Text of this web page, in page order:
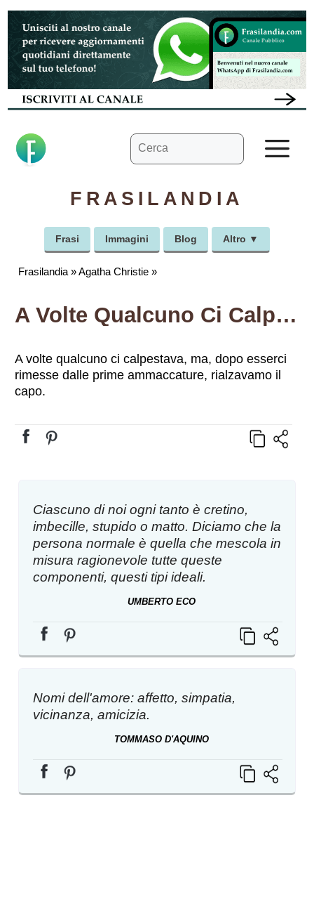
Vai
contenuto
Ricerca
per:
FRASILANDIA
Frasi Immagini Blog Altro ▼
Frasilandia »Agatha Christie »
A Volte Qualcuno Ci Calpestava, Ma, Dopo Esserci Rimesse Dalle Prime Ammaccature, Rialzavamo Il Capo.
A volte qualcuno ci calpestava, ma, dopo esserci
rimesse dalle prime ammaccature, rialzavamo il
capo.
Ciascuno di noi ogni tanto è cretino,
imbecille, stupido o matto. Diciamo che la
persona normale è quella che mescola in
misura ragionevole tutte queste
componenti, questi tipi ideali.
UMBERTO ECO
Nomi dell'amore: affetto, simpatia,
vicinanza, amicizia.
TOMMASO D'AQUINO